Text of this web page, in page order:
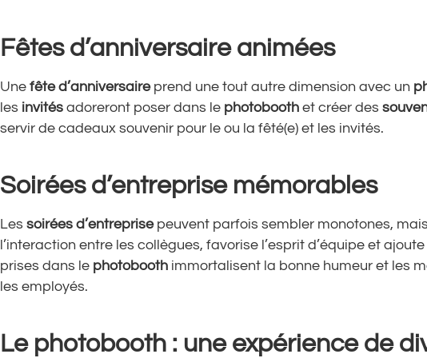
Fêtes d’anniversaire animées
Une fête d’anniversaireprend une tout autre dimension avec un
les invités adoreront poser dans le photobooth et créer des
servir de cadeaux souvenir pour le ou la fêté(e) et les invités.
Soirées d’entreprise mémorables
Les soirées d’entreprisepeuvent parfois sembler monotones,
l’interaction entre les collègues, favorise l’esprit d’équipe et
prises dans le photobooth immortalisent la bonne humeur et les
les employés.
Le photobooth : une expérience de